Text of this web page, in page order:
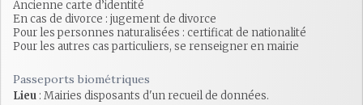
Ancienne carte d’identité
En cas de divorce : jugement de divorce
Pour les personnes naturalisées : certificat de nationalité
Pour les autres cas particuliers, se renseigner en mairie
Passeports biométriques
Lieu : Mairies disposants d'un recueil de données.